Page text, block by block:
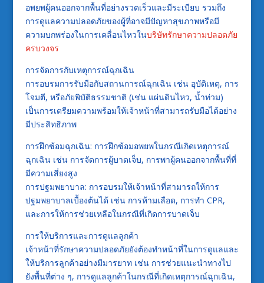
อพยพผู้คนออกจากพื้นที่อย่างรวดเร็วและมีระเบียบ รวมถึง
การดูแลความปลอดภัยของผู้ที่อาจมีปัญหาสุขภาพหรือมี
ความบกพร่องในการเคลื่อนไหวในบริษัทรักษาความปลอดภัย
ครบวงจร
การจัดการกับเหตุการณ์ฉุกเฉิน
การอบรมการรับมือกับสถานการณ์ฉุกเฉิน เช่น อุบัติเหตุ, การ
โจมตี, หรือภัยพิบัติธรรมชาติ (เช่น แผ่นดินไหว, น้ำท่วม)
เป็นการเตรียมความพร้อมให้เจ้าหน้าที่สามารถรับมือได้อย่าง
มีประสิทธิภาพ
การฝึกซ้อมฉุกเฉิน: การฝึกซ้อมอพยพในกรณีเกิดเหตุการณ์
ฉุกเฉิน เช่น การจัดการผู้บาดเจ็บ, การพาผู้คนออกจากพื้นที่ที่
มีความเสี่ยงสูง
การปฐมพยาบาล: การอบรมให้เจ้าหน้าที่สามารถให้การ
ปฐมพยาบาลเบื้องต้นได้ เช่น การห้ามเลือด, การทำ CPR,
และการให้การช่วยเหลือในกรณีที่เกิดการบาดเจ็บ
การให้บริการและการดูแลลูกค้า
เจ้าหน้าที่รักษาความปลอดภัยยังต้องทำหน้าที่ในการดูแลและ
ให้บริการลูกค้าอย่างมีมารยาท เช่น การช่วยแนะนำทางไป
ยังพื้นที่ต่าง ๆ, การดูแลลูกค้าในกรณีที่เกิดเหตุการณ์ฉุกเฉิน,